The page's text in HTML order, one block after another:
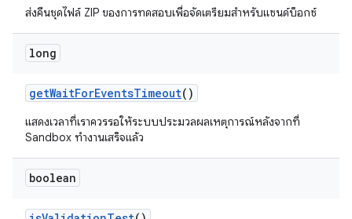
ส่งคืนชุดไฟล์ ZIP ของการทดสอบเพื่อจัดเตรียมสำหรับแซนด์บ็อกซ์
long
getWaitForEventsTimeout()
แสดงเวลาที่เราควรรอให้ระบบประมวลผลเหตุการณ์หลังจากที่
Sandbox ทำงานเสร็จแล้ว
boolean